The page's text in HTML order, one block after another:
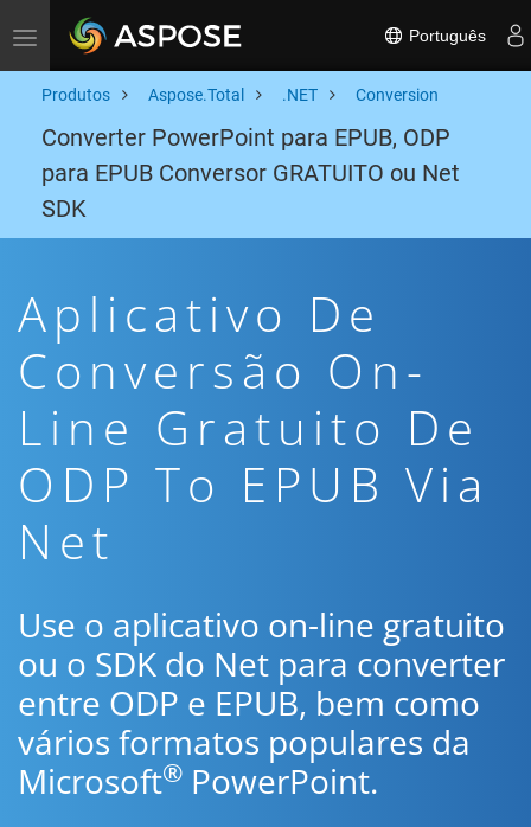
Toggle navigation Português
Produtos Aspose.Total .NET Conversion
Converter PowerPoint para EPUB, ODP
para EPUB Conversor GRATUITO ou Net
SDK
Aplicativo De
Conversão On-
Line Gratuito De
ODP To EPUB Via
Net
Use o aplicativo on-line gratuito
ou o SDK do Net para converter
entre ODP e EPUB, bem como
vários formatos populares da
Microsoft® PowerPoint.